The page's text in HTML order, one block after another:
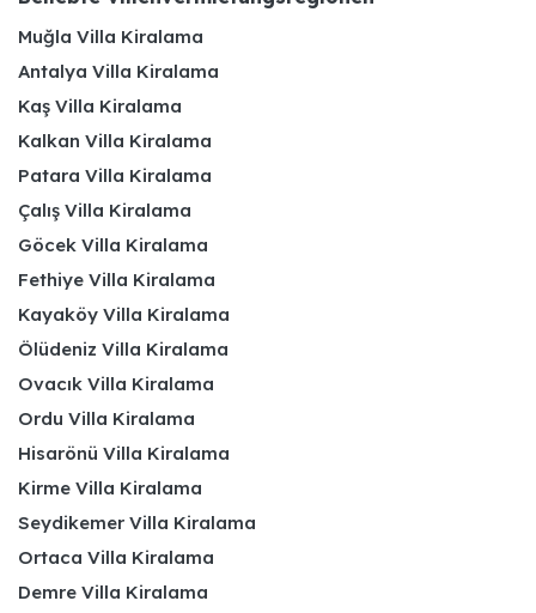
Muğla Villa Kiralama
Antalya Villa Kiralama
Kaş Villa Kiralama
Kalkan Villa Kiralama
Patara Villa Kiralama
Çalış Villa Kiralama
Göcek Villa Kiralama
Fethiye Villa Kiralama
Kayaköy Villa Kiralama
Ölüdeniz Villa Kiralama
Ovacık Villa Kiralama
Ordu Villa Kiralama
Hisarönü Villa Kiralama
Kirme Villa Kiralama
Seydikemer Villa Kiralama
Ortaca Villa Kiralama
Demre Villa Kiralama